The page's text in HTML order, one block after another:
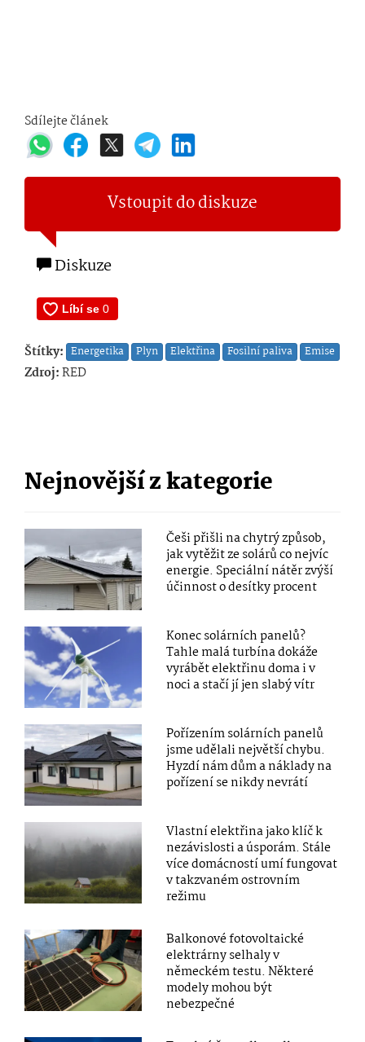
Sdílejte článek
Vstoupit do diskuze
Diskuze
Štítky: Energetika Plyn Elektřina Fosilní paliva Emise
Zdroj:RED
Nejnovější z kategorie
Češi přišli na chytrý způsob,
jak vytěžit ze solárů co nejvíc
energie. Speciální nátěr zvýší
účinnost o desítky procent
Konec solárních panelů?
Tahle malá turbína dokáže
vyrábět elektřinu doma i v
noci a stačí jí jen slabý vítr
Pořízením solárních panelů
jsme udělali největší chybu.
Hyzdí nám dům a náklady na
pořízení se nikdy nevrátí
Vlastní elektřina jako klíč k
nezávislosti a úsporám. Stále
více domácností umí fungovat
v takzvaném ostrovním
režimu
Balkonové fotovoltaické
elektrárny selhaly v
německém testu. Některé
modely mohou být
nebezpečné